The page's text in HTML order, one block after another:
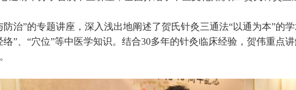
治”的专题讲座，深入浅出地阐述了贺氏针灸三通法“以通为本”的
”、“穴位”等中医学知识。结合30多年的针灸临床经验，贺伟重点